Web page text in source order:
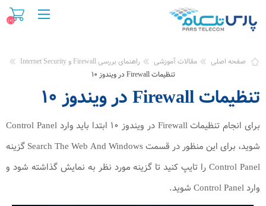
(0)
صفحه اصلی مقالات آموزشی
راهنمای بررسی Firewall و Internet Security
تنظیمات Firewall در ویندوز ۱۰
تنظیمات Firewall در ویندوز ۱۰
برای انجام تنظیمات Firewall در ویندوز ۱۰ ابتدا باید وارد Control Panel
شوید، برای این منظور در قسمت Search The Web And Windows گزینه
Control Panel را تایپ کنید تا گزینه مورد نظر به نمایش گذاشته شود و
وارد Control Panel شوید.